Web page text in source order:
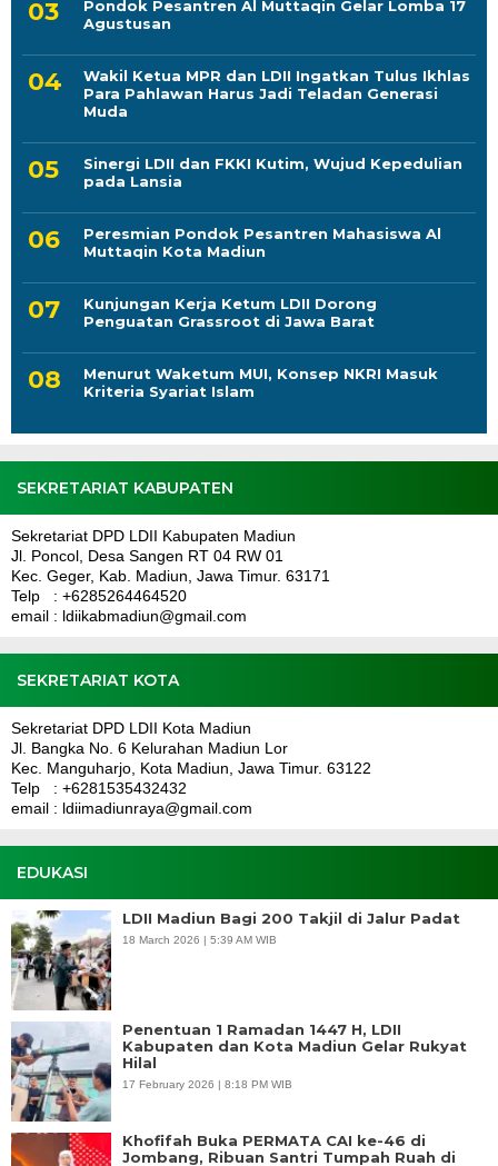
Pondok Pesantren Al Muttaqin Gelar Lomba 17
Agustusan
Wakil Ketua MPR dan LDII Ingatkan Tulus Ikhlas
Para Pahlawan Harus Jadi Teladan Generasi
Muda
Sinergi LDII dan FKKI Kutim, Wujud Kepedulian
pada Lansia
Peresmian Pondok Pesantren Mahasiswa Al
Muttaqin Kota Madiun
Kunjungan Kerja Ketum LDII Dorong
Penguatan Grassroot di Jawa Barat
Menurut Waketum MUI, Konsep NKRI Masuk
Kriteria Syariat Islam
SEKRETARIAT KABUPATEN
Sekretariat DPD LDII Kabupaten Madiun
Jl. Poncol, Desa Sangen RT 04 RW 01
Kec. Geger, Kab. Madiun, Jawa Timur. 63171
Telp : +6285264464520
email : ldiikabmadiun@gmail.com
SEKRETARIAT KOTA
Sekretariat DPD LDII Kota Madiun
Jl. Bangka No. 6 Kelurahan Madiun Lor
Kec. Manguharjo, Kota Madiun, Jawa Timur. 63122
Telp : +6281535432432
email : ldiimadiunraya@gmail.com
EDUKASI
LDII Madiun Bagi 200 Takjil di Jalur Padat
18 March 2026 | 5:39 AM WIB
Penentuan 1 Ramadan 1447 H, LDII
Kabupaten dan Kota Madiun Gelar Rukyat
Hilal
17 February 2026 | 8:18 PM WIB
Khofifah Buka PERMATA CAI ke-46 di
Jombang, Ribuan Santri Tumpah Ruah di